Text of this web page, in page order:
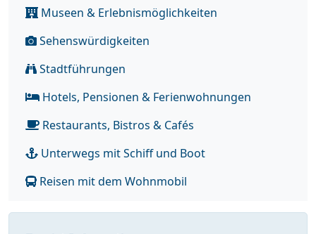
Museen & Erlebnismöglichkeiten
Sehenswürdigkeiten
Stadtführungen
Hotels, Pensionen & Ferienwohnungen
Restaurants, Bistros & Cafés
Unterwegs mit Schiff und Boot
Reisen mit dem Wohnmobil